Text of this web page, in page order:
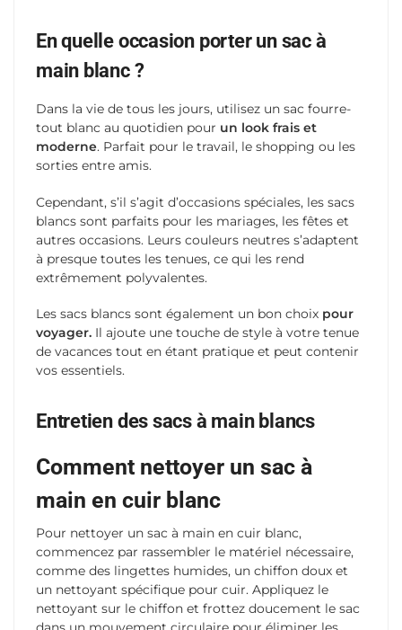
En quelle occasion porter un sac à
main blanc ?
Dans la vie de tous les jours, utilisez un sac fourre-
tout blanc au quotidien pour un look frais et
moderne. Parfait pour le travail, le shopping ou les
sorties entre amis.
Cependant, s’il s’agit d’occasions spéciales, les sacs
blancs sont parfaits pour les mariages, les fêtes et
autres occasions. Leurs couleurs neutres s’adaptent
à presque toutes les tenues, ce qui les rend
extrêmement polyvalentes.
Les sacs blancs sont également un bon choix pour
voyager. Il ajoute une touche de style à votre tenue
de vacances tout en étant pratique et peut contenir
vos essentiels.
Entretien des sacs à main blancs
Comment nettoyer un sac à
main en cuir blanc
Pour nettoyer un sac à main en cuir blanc,
commencez par rassembler le matériel nécessaire,
comme des lingettes humides, un chiffon doux et
un nettoyant spécifique pour cuir. Appliquez le
nettoyant sur le chiffon et frottez doucement le sac